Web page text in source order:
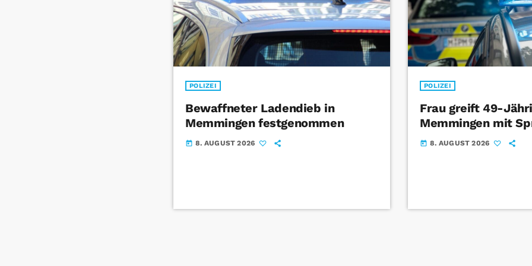
POLIZEI
Bewaffneter Ladendieb in
Memmingen festgenommen
today 8. AUGUST 2026
POLIZEI
Frau greift 49-
Memmingen mit
today 8. AUGUST 2026